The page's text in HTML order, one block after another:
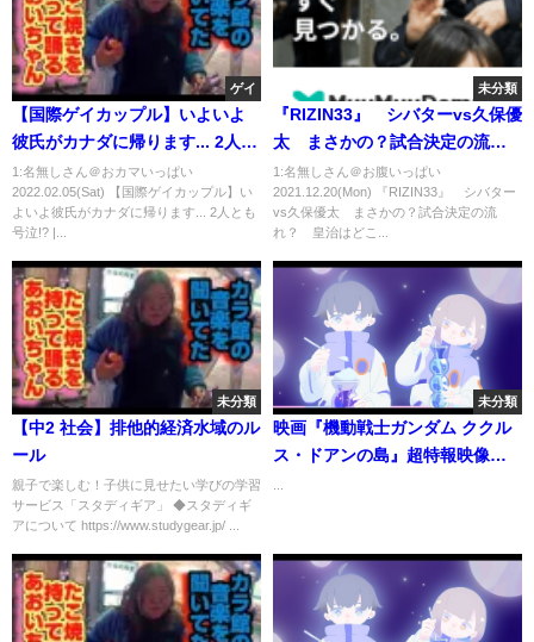
ゲイ
【国際ゲイカップル】いよいよ
彼氏がカナダに帰ります... 2人と
も号泣!? | My Long Distance
Boyfriend Left Japan (Gay
Couple)
1:名無しさん＠おカマいっぱい
2022.02.05(Sat) 【国際ゲイカップル】い
よいよ彼氏がカナダに帰ります... 2人とも
号泣!? |...
未分類
『RIZIN33』 シバターvs久保優
太 まさかの？試合決定の流
れ？ 皇治はどこへ。。
1:名無しさん＠お腹いっぱい
2021.12.20(Mon) 『RIZIN33』 シバター
vs久保優太 まさかの？試合決定の流
れ？ 皇治はどこ...
未分類
【中2 社会】排他的経済水域のル
ール
親子で楽しむ！子供に見せたい学びの学習
サービス「スタディギア」 ◆スタディギ
アについて https://www.studygear.jp/ ...
未分類
映画『機動戦士ガンダム ククル
ス・ドアンの島』超特報映像特